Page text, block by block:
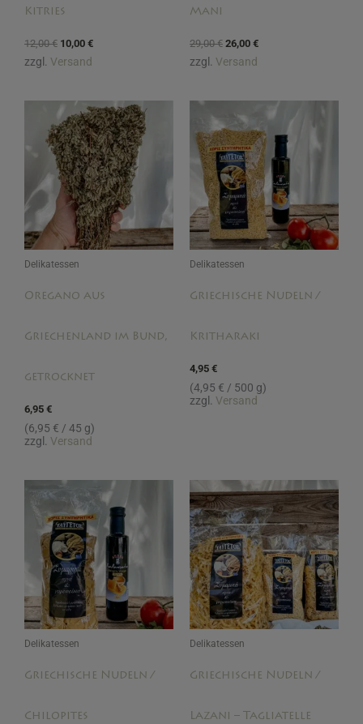
Kitries
12,00€ 10,00 €
zzgl. Versand
Mani
29,00€ 26,00 €
zzgl. Versand
Delikatessen
Oregano aus
Griechenland im Bund,
getrocknet
6,95 €
(6,95 € / 45 g)
zzgl. Versand
Delikatessen
Griechische Nudeln /
Kritharaki
4,95 €
(4,95 € / 500 g)
zzgl. Versand
Delikatessen
Griechische Nudeln /
Chilopites
Delikatessen
Griechische Nudeln /
Lazani – Tagliatelle